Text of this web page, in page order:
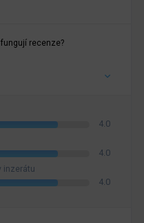
recenze?
4.0
4.0
inzerátu
4.0